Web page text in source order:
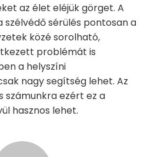
az élet eléjük görget. A
sérülés pontosan a
közé sorolható,
problémát is
a helyszíni
nagy segítség lehet. Az
számunkra ezért ez a
hasznos lehet.